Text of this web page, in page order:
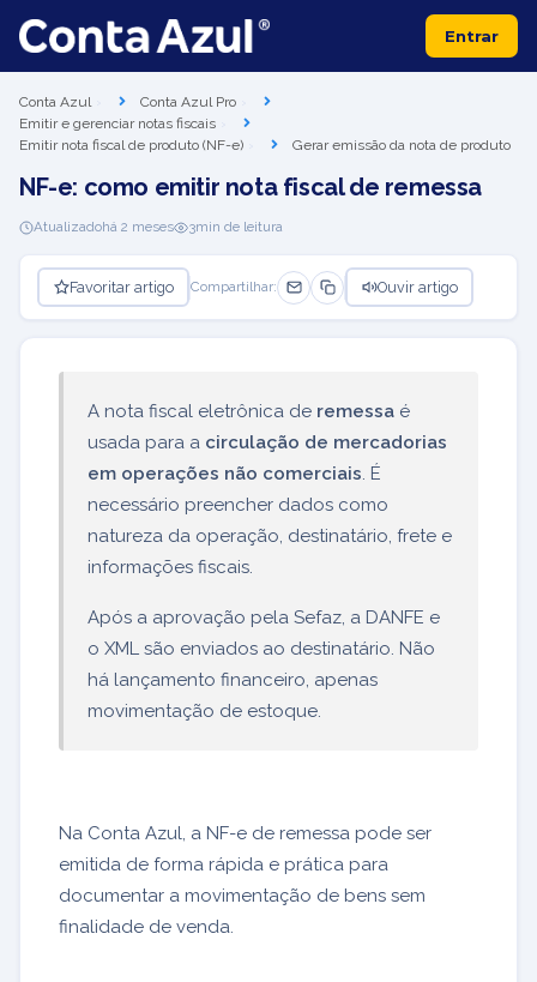
Entrar
Conta Azul
Conta Azul Pro
Emitir e gerenciar notas fiscais
Emitir nota fiscal de produto (NF-e)
Gerar emissão da nota de produto
NF-e: como emitir nota fiscal de remessa
Atualizadohá 2 meses 3min de leitura
Favoritar artigo Compartilhar: Ouvir artigo
A nota fiscal eletrônica de remessa é
usada para a circulação de mercadorias
em operações não comerciais. É
necessário preencher dados como
natureza da operação, destinatário, frete e
informações fiscais.
Após a aprovação pela Sefaz, a DANFE e
o XML são enviados ao destinatário. Não
há lançamento financeiro, apenas
movimentação de estoque.
Na Conta Azul, a NF-e de remessa pode ser
emitida de forma rápida e prática para
documentar a movimentação de bens sem
finalidade de venda.